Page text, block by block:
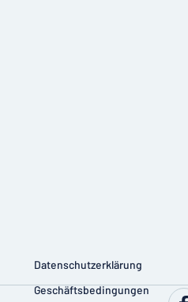
Datenschutzerklärung
Geschäftsbedingungen